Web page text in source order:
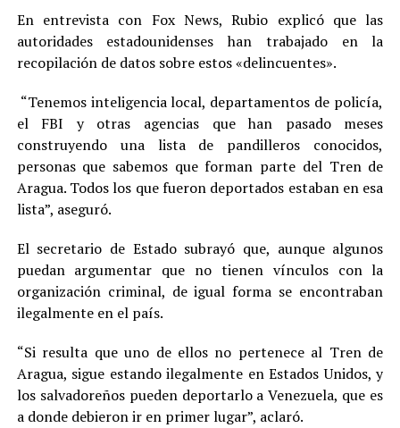
En entrevista con Fox News, Rubio explicó que las
autoridades estadounidenses han trabajado en la
recopilación de datos sobre estos «delincuentes».
“Tenemos inteligencia local, departamentos de policía,
el FBI y otras agencias que han pasado meses
construyendo una lista de pandilleros conocidos,
personas que sabemos que forman parte del Tren de
Aragua. Todos los que fueron deportados estaban en esa
lista”, aseguró.
El secretario de Estado subrayó que, aunque algunos
puedan argumentar que no tienen vínculos con la
organización criminal, de igual forma se encontraban
ilegalmente en el país.
“Si resulta que uno de ellos no pertenece al Tren de
Aragua, sigue estando ilegalmente en Estados Unidos, y
los salvadoreños pueden deportarlo a Venezuela, que es
a donde debieron ir en primer lugar”, aclaró.